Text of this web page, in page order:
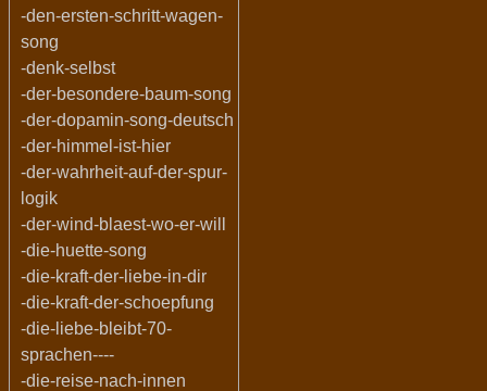
-den-ersten-schritt-wagen-
song
-denk-selbst
-der-besondere-baum-song
-der-dopamin-song-deutsch
-der-himmel-ist-hier
-der-wahrheit-auf-der-spur-
logik
-der-wind-blaest-wo-er-will
-die-huette-song
-die-kraft-der-liebe-in-dir
-die-kraft-der-schoepfung
-die-liebe-bleibt-70-
sprachen----
-die-reise-nach-innen